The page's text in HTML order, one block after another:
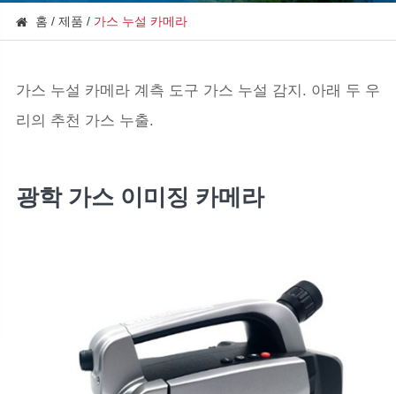
홈 제품 가스 누설 카메라
가스 누설 카메라 계측 도구 가스 누설 감지. 아래 두 우
리의 추천 가스 누출.
광학 가스 이미징 카메라